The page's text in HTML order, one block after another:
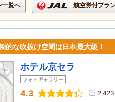
一覧へ 航空券付プラ
的な吹抜け空間は日本最大級！
ホテル京セラ
フォトギャラリー
4.3